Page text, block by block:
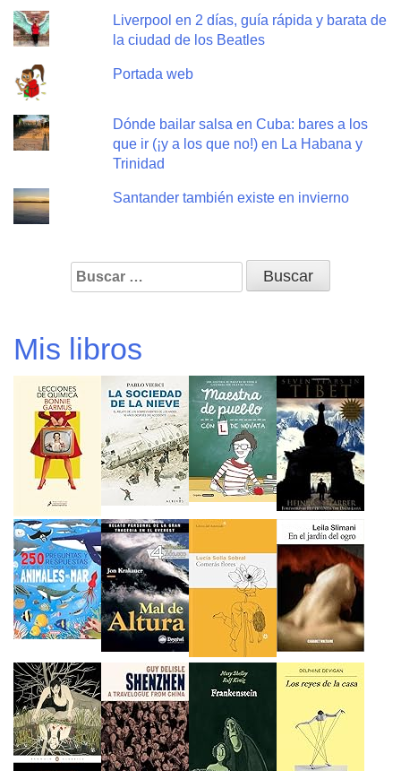
Liverpool en 2 días, guía rápida y barata de
la ciudad de los Beatles
Portada web
Dónde bailar salsa en Cuba: bares a los
que ir (¡y a los que no!) en La Habana y
Trinidad
Santander también existe en invierno
Buscar:
Mis libros